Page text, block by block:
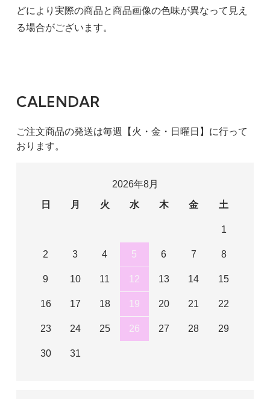
どにより実際の商品と商品画像の色味が異なって見え
る場合がございます。
CALENDAR
ご注文商品の発送は毎週【火・金・日曜日】に行って
おります。
2026年8月
日
月 火 水 木 金 土
1
2 3 4 5 6 7 8
9 10 11 12 13 14 15
16 17 18 19 20 21 22
23 24 25 26 27 28 29
30 31